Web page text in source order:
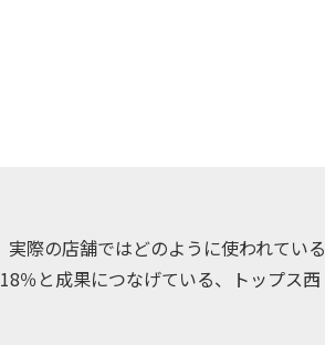
際の店舗ではどのように使われている
％と成果につなげている、トップス西